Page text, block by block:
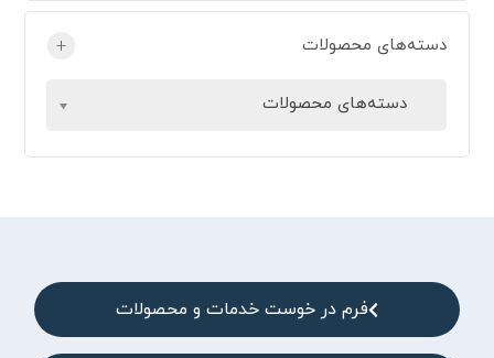
دسته‌های محصولات +
دسته‌های محصولات
فرم در خوست خدمات و محصولات